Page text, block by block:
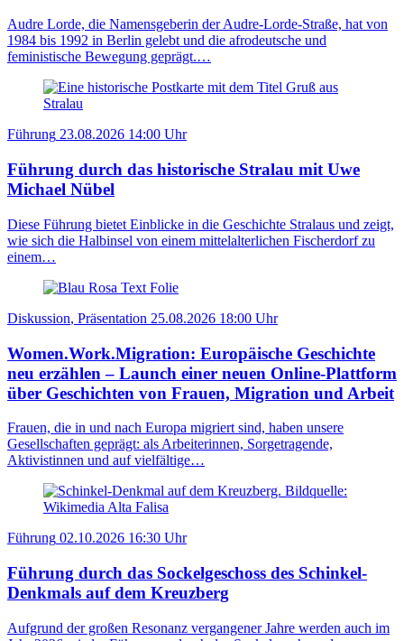
Audre Lorde, die Namensgeberin der Audre-Lorde-Straße, hat von
1984 bis 1992 in Berlin gelebt und die afrodeutsche und
feministische Bewegung geprägt.…
Führung 23.08.2026 14:00 Uhr
Führung durch das historische Stralau mit Uwe
Michael Nübel
Diese Führung bietet Einblicke in die Geschichte Stralaus und zeigt,
wie sich die Halbinsel von einem mittelalterlichen Fischerdorf zu
einem…
Diskussion, Präsentation 25.08.2026 18:00 Uhr
Women.Work.Migration: Europäische Geschichte
neu erzählen – Launch einer neuen Online-Plattform
über Geschichten von Frauen, Migration und Arbeit
Frauen, die in und nach Europa migriert sind, haben unsere
Gesellschaften geprägt: als Arbeiterinnen, Sorgetragende,
Aktivistinnen und auf vielfältige…
Führung 02.10.2026 16:30 Uhr
Führung durch das Sockelgeschoss des Schinkel-
Denkmals auf dem Kreuzberg
Aufgrund der großen Resonanz vergangener Jahre werden auch im